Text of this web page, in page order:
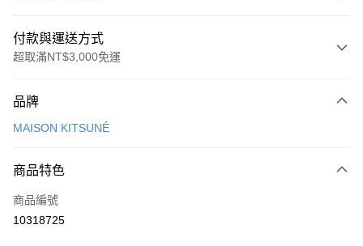
付款與運送方式
超取滿NT$3,000免運
信用卡一次付款
ATM付款
品牌
MAISON KITSUNÉ
商品特色
商品編號
10318725